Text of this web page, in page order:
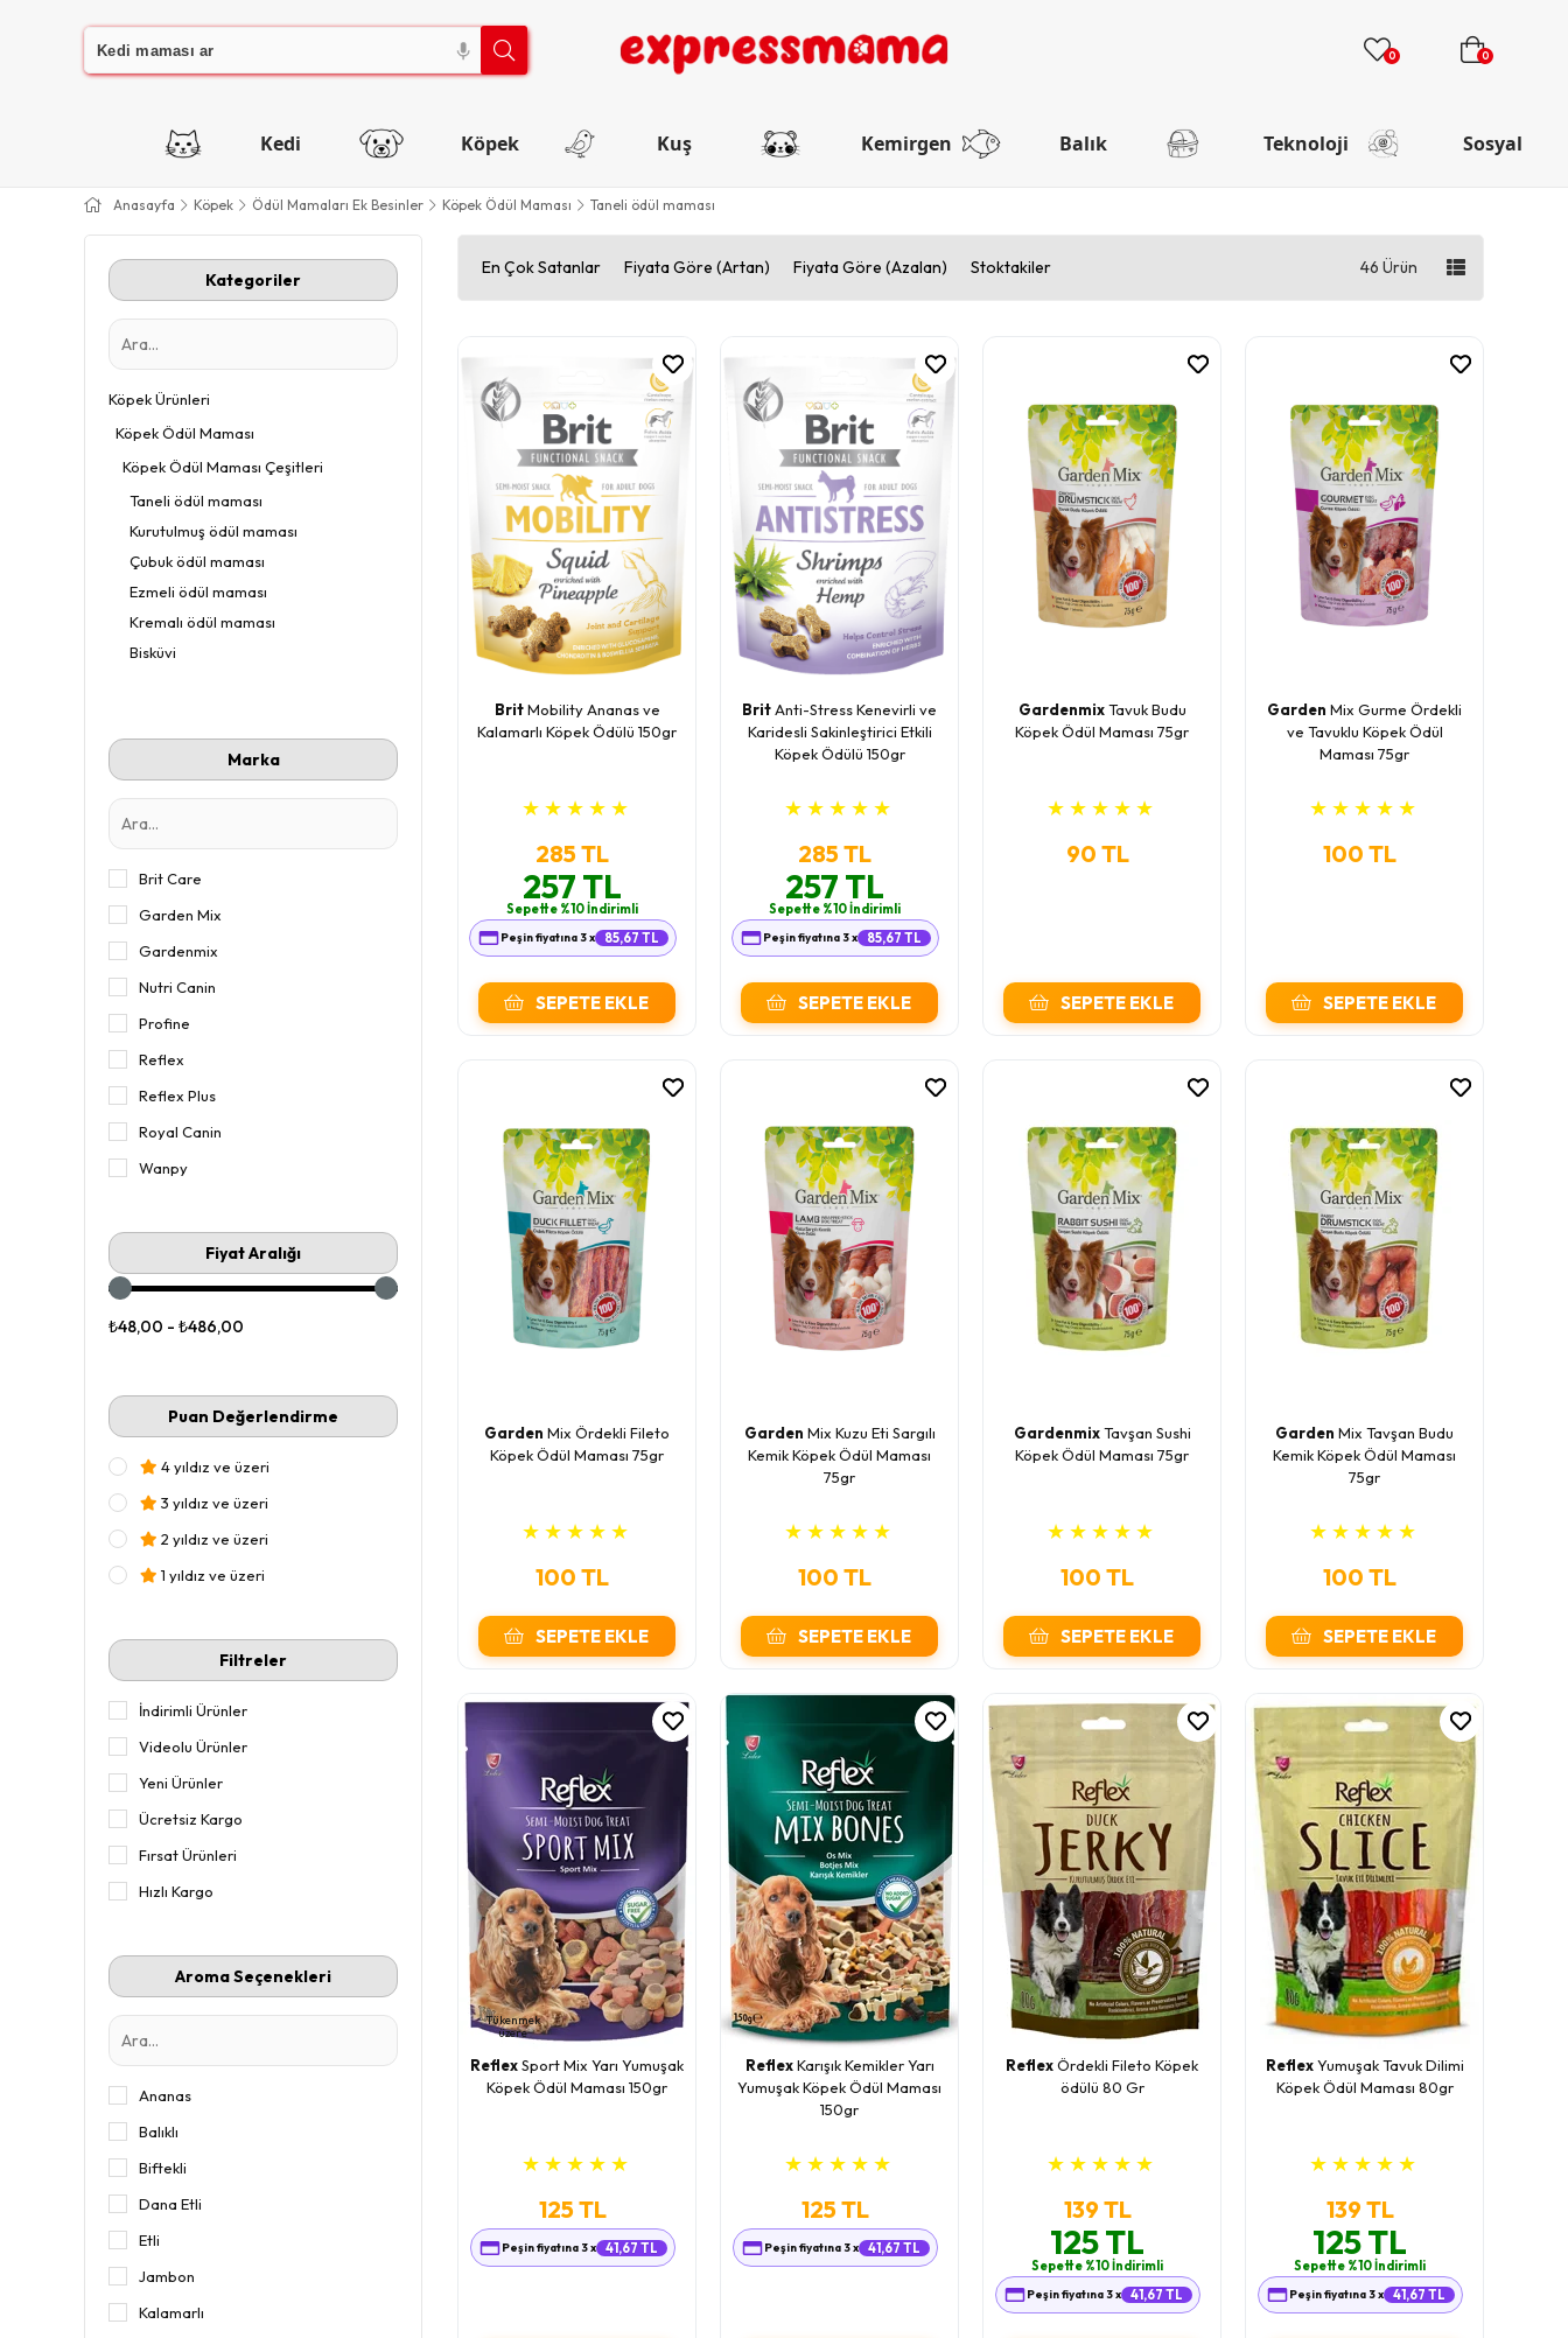
0 0
Kedi Köpek Kuş Kemirgen Balık Teknoloji Sosyal
Anasayfa Köpek Ödül Mamaları Ek Besinler Köpek Ödül Maması Taneli ödül maması
Kategoriler
Köpek Ürünleri
Köpek Ödül Maması
Köpek Ödül Maması Çeşitleri
Taneli ödül maması
Kurutulmuş ödül maması
Çubuk ödül maması
Ezmeli ödül maması
Kremalı ödül maması
Bisküvi
Marka
Brit Care
Garden Mix
Gardenmix
Nutri Canin
Profine
Reflex
Reflex Plus
Royal Canin
Wanpy
Fiyat Aralığı
₺48,00 - ₺486,00
Puan Değerlendirme
4 yıldız ve üzeri
3 yıldız ve üzeri
2 yıldız ve üzeri
1 yıldız ve üzeri
Filtreler
İndirimli Ürünler
Videolu Ürünler
Yeni Ürünler
Ücretsiz Kargo
Fırsat Ürünleri
Hızlı Kargo
Aroma Seçenekleri
Ananas
Balıklı
Biftekli
Dana Etli
Etli
Jambon
Kalamarlı
En Çok Satanlar Fiyata Göre (Artan) Fiyata Göre (Azalan) Stoktakiler 46 Ürün
BritMobility Ananas ve
Kalamarlı Köpek Ödülü 150gr
★ ★ ★ ★ ★
285 TL
257 TL
Sepette %10 İndirimli
Peşin fiyatına 3 x 85,67 TL
SEPETE EKLE
BritAnti-Stress Kenevirli ve
Karidesli Sakinleştirici Etkili
Köpek Ödülü 150gr
★ ★ ★ ★ ★
285 TL
257 TL
Sepette %10 İndirimli
Peşin fiyatına 3 x 85,67 TL
SEPETE EKLE
GardenmixTavuk Budu
Köpek Ödül Maması 75gr
★ ★ ★ ★ ★
90 TL
SEPETE EKLE
Garden Mix Gurme Ördekli
ve Tavuklu Köpek Ödül
Maması 75gr
★ ★ ★ ★ ★
100 TL
SEPETE EKLE
Garden Mix Ördekli Fileto
Köpek Ödül Maması 75gr
★ ★ ★ ★ ★
100 TL
SEPETE EKLE
Garden Mix Kuzu Eti Sargılı
Kemik Köpek Ödül Maması
75gr
★ ★ ★ ★ ★
100 TL
SEPETE EKLE
GardenmixTavşan Sushi
Köpek Ödül Maması 75gr
★ ★ ★ ★ ★
100 TL
SEPETE EKLE
Garden Mix Tavşan Budu
Kemik Köpek Ödül Maması
75gr
★ ★ ★ ★ ★
100 TL
SEPETE EKLE
Tükenmek
üzere
ReflexSport Mix Yarı Yumuşak
Köpek Ödül Maması 150gr
★ ★ ★ ★ ★
125 TL
Peşin fiyatına 3 x 41,67 TL
ReflexKarışık Kemikler Yarı
Yumuşak Köpek Ödül Maması
150gr
★ ★ ★ ★ ★
125 TL
Peşin fiyatına 3 x 41,67 TL
ReflexÖrdekli Fileto Köpek
ödülü 80 Gr
★ ★ ★ ★ ★
139 TL
125 TL
Sepette %10 İndirimli
Peşin fiyatına 3 x 41,67 TL
ReflexYumuşak Tavuk Dilimi
Köpek Ödül Maması 80gr
★ ★ ★ ★ ★
139 TL
125 TL
Sepette %10 İndirimli
Peşin fiyatına 3 x 41,67 TL